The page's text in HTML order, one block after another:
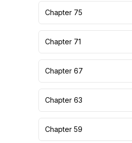
Chapter 75
Chapter 71
Chapter 67
Chapter 63
Chapter 59